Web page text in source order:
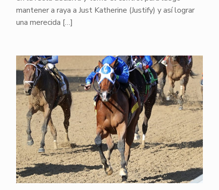
mantener a raya a Just Katherine (Justify) y así lograr
una merecida […]